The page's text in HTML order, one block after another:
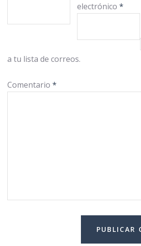
electrónico*
a tu lista de correos.
Comentario *